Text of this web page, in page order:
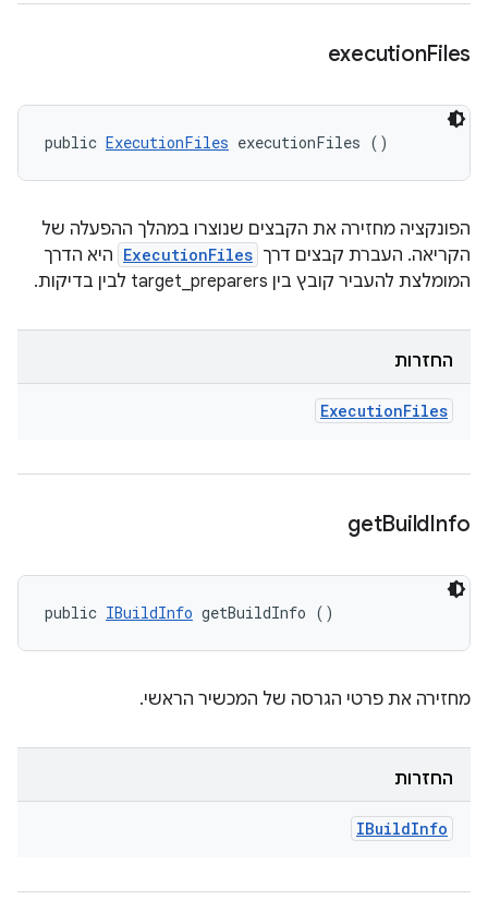
executionFiles
public ExecutionFiles executionFiles ()
הפונקציה מחזירה את הקבצים שנוצרו במהלך ההפעלה של
הקריאה. העברת קבצים דרך ExecutionFiles היא הדרך
המומלצת להעביר קובץ בין target_preparers לבין בדיקות.
החזרות
ExecutionFiles
getBuildInfo
public IBuildInfo getBuildInfo ()
מחזירה את פרטי הגרסה של המכשיר הראשי.
החזרות
IBuildInfo